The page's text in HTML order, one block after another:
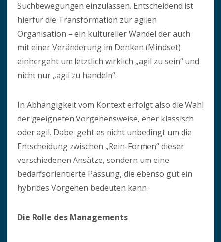
Suchbewegungen einzulassen. Entscheidend ist
hierfür die Transformation zur agilen
Organisation – ein kultureller Wandel der auch
mit einer Veränderung im Denken (Mindset)
einhergeht um letztlich wirklich „agil zu sein“ und
nicht nur „agil zu handeln“.
In Abhängigkeit vom Kontext erfolgt also die Wahl
der geeigneten Vorgehensweise, eher klassisch
oder agil. Dabei geht es nicht unbedingt um die
Entscheidung zwischen „Rein-Formen“ dieser
verschiedenen Ansätze, sondern um eine
bedarfsorientierte Passung, die ebenso gut ein
hybrides Vorgehen bedeuten kann.
Die Rolle des Managements